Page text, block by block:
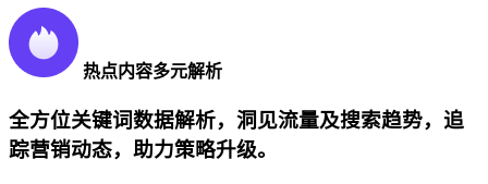
热点内容多元解析
全方位关键词数据解析，洞见流量及搜索趋势，追
踪营销动态，助力策略升级。